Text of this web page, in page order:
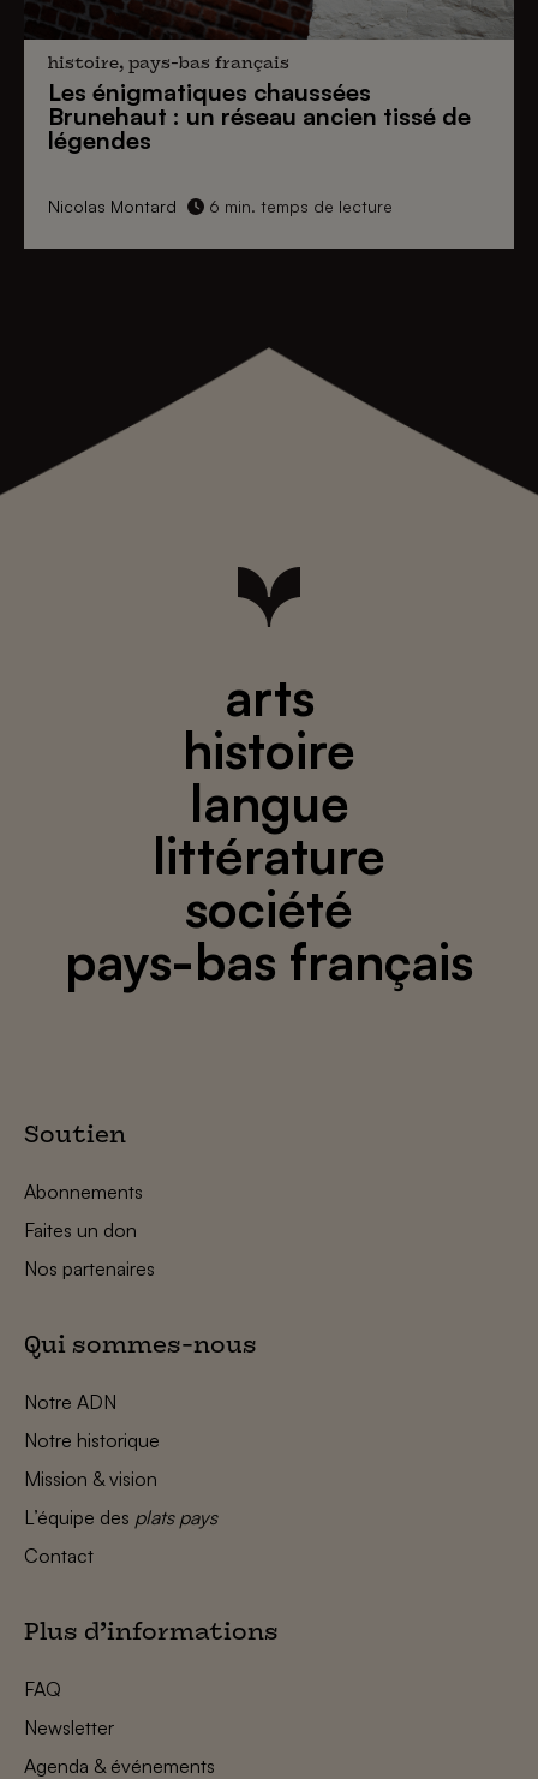
histoire, pays-bas français
Les énigmatiques chaussées
Brunehaut : un réseau ancien tissé de
légendes
Nicolas Montard 6 min. temps de lecture
arts
histoire
langue
littérature
société
pays-bas français
Soutien
Abonnements
Faites un don
Nos partenaires
Qui sommes-nous
Notre ADN
Notre historique
Mission & vision
L’équipe des plats pays
Contact
Plus d’informations
FAQ
Newsletter
Agenda & événements